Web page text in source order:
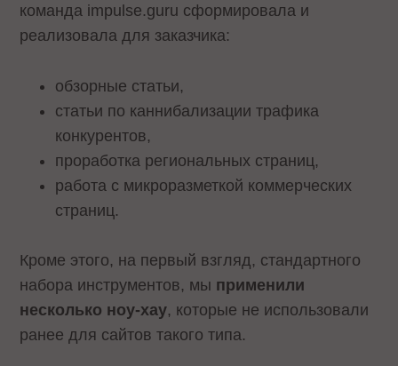
команда impulse.guru сформировала и
реализовала для заказчика:
обзорные статьи,
статьи по каннибализации трафика
конкурентов,
проработка региональных страниц,
работа с микроразметкой коммерческих
страниц.
Кроме этого, на первый взгляд, стандартного
набора инструментов, мы применили
несколько ноу-хау, которые не использовали
ранее для сайтов такого типа.